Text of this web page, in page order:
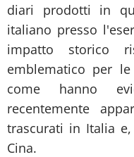
diari prodotti in
italiano presso
impatto storico
emblematico per
come hanno
recentemente
trascurati in Italia
Cina.